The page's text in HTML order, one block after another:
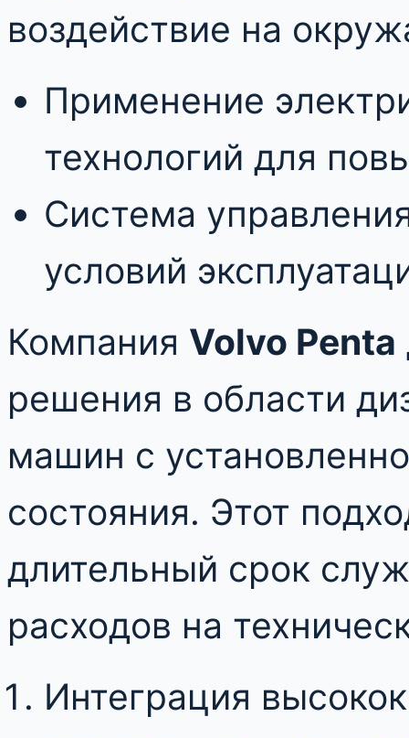
воздействие на
Применение
технологий для
Система
условий
Компания Volvo Penta
решения в области
машин с
состояния. Этот
длительный срок
расходов на
Интеграция